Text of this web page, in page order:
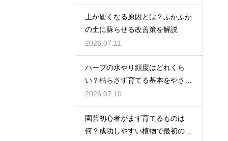
土が硬くなる原因とは？ふかふか
の土に蘇らせる改善策を解説
2026.07.11
ハーブの水やり頻度はどれくら
い？枯らさず育てる基本をやさし
く紹介
2026.07.10
園芸初心者がまず育てるものは
何？成功しやすい植物で最初の一